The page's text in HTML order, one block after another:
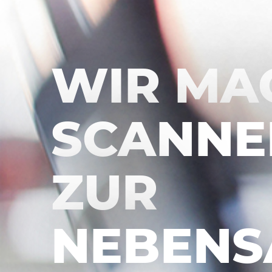
WIR
WERTE
DIGITAL